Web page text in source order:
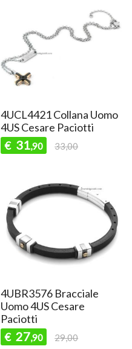
4UCL4421 Collana Uomo
4US Cesare Paciotti
€ 31,90 33,00
4UBR3576 Bracciale
Uomo 4US Cesare
Paciotti
€ 27,90 29,00